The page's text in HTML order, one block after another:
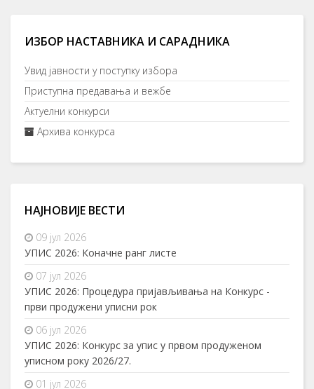
ИЗБОР НАСТАВНИКА И САРАДНИКА
Увид јавности у поступку избора
Приступна предавања и вежбе
Актуелни конкурси
Архива конкурса
НАЈНОВИЈЕ ВЕСТИ
09 јул 2026
УПИС 2026: Коначне ранг листе
07 јул 2026
УПИС 2026: Процедура пријављивања на Конкурс -
први продужени уписни рок
06 јул 2026
УПИС 2026: Конкурс за упис у првом продуженом
уписном року 2026/27.
01 јул 2026